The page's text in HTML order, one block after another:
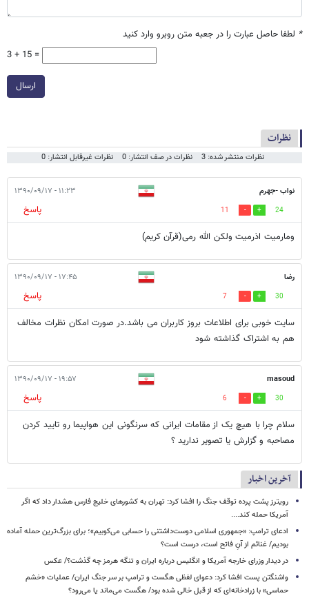
* لطفا حاصل عبارت را در جعبه متن روبرو وارد کنید
3 + 15 =
ارسال
نظرات
نظرات منتشر شده: 3 نظرات در صف انتشار: 0 نظرات غیرقابل انتشار: 0
نواب -جهرم ۱۱:۲۳ - ۱۳۹۰/۰۹/۱۷
24
11
پاسخ
ومارمیت اذرمیت ولکن الله رمی(قرآن کریم)
رضا ۱۷:۴۵ - ۱۳۹۰/۰۹/۱۷
30
7
پاسخ
سایت خوبی برای اطلاعات بروز کاربران می باشد.در صورت امکان نظرات مخالف
هم به اشتراک گذاشته شود
masoud ۱۹:۵۷ - ۱۳۹۰/۰۹/۱۷
30
6
پاسخ
سلام چرا با هیچ یک از مقامات ایرانی که سرنگونی این هواپیما رو تایید کردن
مصاحبه و گزارش یا تصویر ندارید ؟
آخرین اخبار
رویترز پشت پرده توقف جنگ را افشا کرد: تهران به کشورهای خلیج فارس هشدار داد که اگر
آمریکا حمله کند....
ادعای ترامپ: «جمهوری اسلامی دوست‌داشتنی را حسابی می‌کوبیم»؛ برای بزرگ‌ترین حمله آماده
بودیم/ غنائم از آنِ فاتح است، درست است؟
در دیدار وزرای خارجه آمریکا و انگلیس درباره ایران و تنگه هرمز چه گذشت؟/ عکس
واشنگتن پست افشا کرد: دعوای لفظی هگست و ترامپ بر سر جنگ ایران/ عملیات «خشم
حماسی» با زرادخانه‌ای که از قبل خالی شده بود/ هگست می‌ماند یا می‌رود؟